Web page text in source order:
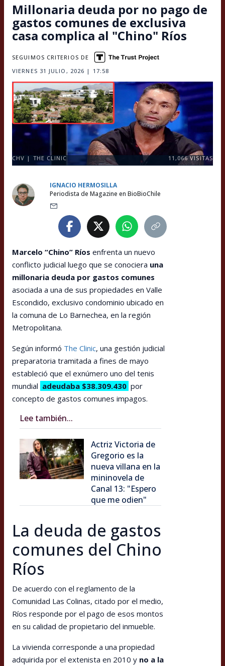
Millonaria deuda por no pago de
gastos comunes de exclusiva
casa complica al "Chino" Ríos
VIERNES 31 JULIO, 2026 | 17:58
SEGUIMOS CRITERIOS DE
CHV | THE CLINIC 11,066VISITAS
IGNACIO HERMOSILLA
Periodista de Magazine en BioBioChile
Marcelo “Chino” Ríos enfrenta un nuevo
conflicto judicial luego que se conociera una
millonaria deuda por gastos comunes
asociada a una de sus propiedades en Valle
Escondido, exclusivo condominio ubicado en
la comuna de Lo Barnechea, en la región
Metropolitana.
Según informó The Clinic, una gestión judicial
preparatoria tramitada a fines de mayo
estableció que el exnúmero uno del tenis
mundial adeudaba $38.309.430 por
concepto de gastos comunes impagos.
Lee también...
Actriz Victoria de
Gregorio es la
nueva villana en la
mininovela de
Canal 13: "Espero
que me odien"
La deuda de gastos
comunes del Chino
Ríos
De acuerdo con el reglamento de la
Comunidad Las Colinas, citado por el medio,
Ríos responde por el pago de esos montos
en su calidad de propietario del inmueble.
La vivienda corresponde a una propiedad
adquirida por el extenista en 2010 y no a la